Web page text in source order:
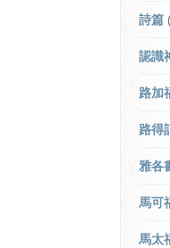
詩篇
認識
路加
路得
雅各
馬可
馬太